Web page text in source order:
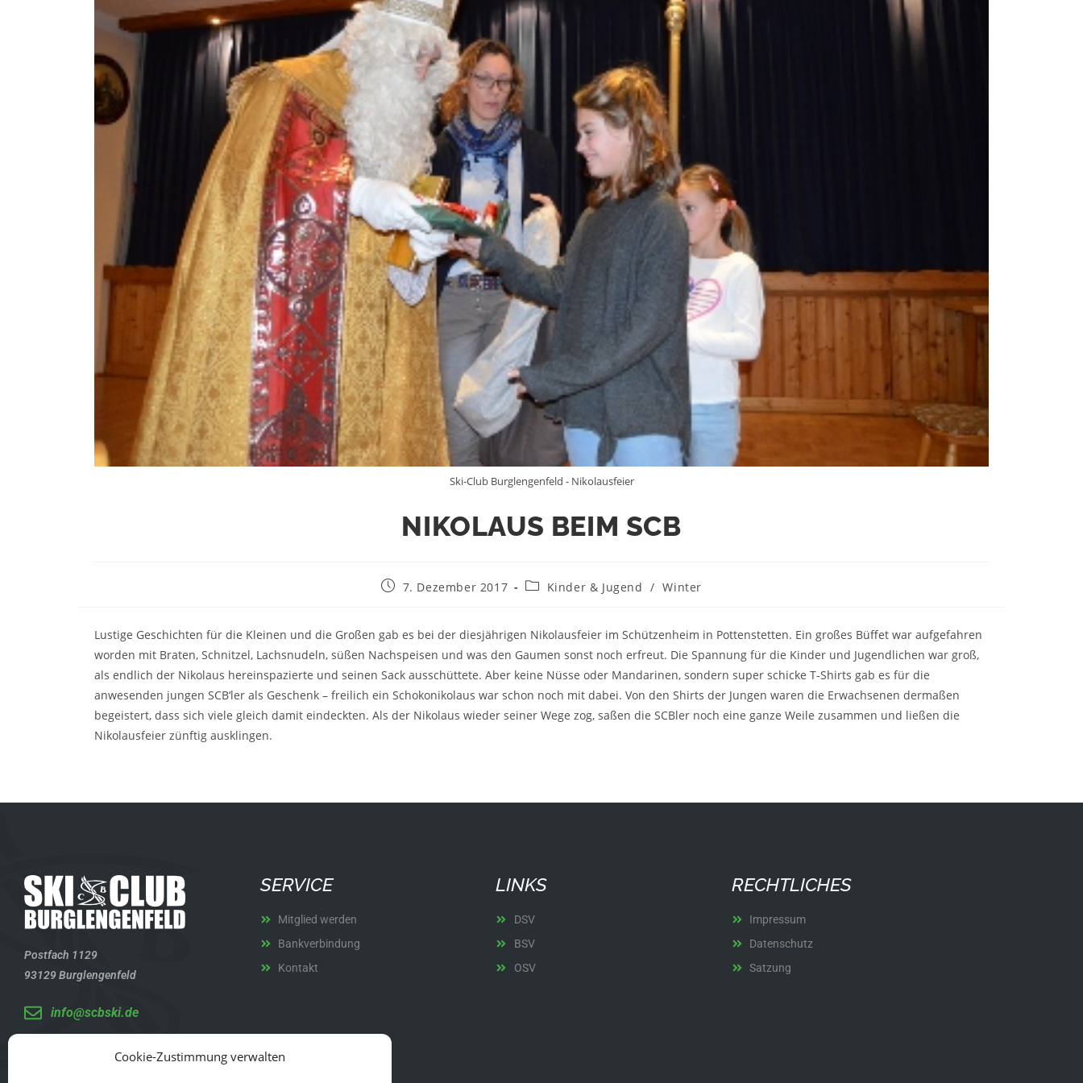
Cookie-Zustimmung verwalten
Ski-Club Burglengenfeld - Nikolausfeier
NIKOLAUS BEIM SCB
7. Dezember 2017 Kinder & Jugend / Winter
Lustige Geschichten für die Kleinen und die Großen gab es bei der diesjährigen Nikolausfeier im Schützenheim in Pottenstetten. Ein großes Büffet war aufgefahren
worden mit Braten, Schnitzel, Lachsnudeln, süßen Nachspeisen und was den Gaumen sonst noch erfreut. Die Spannung für die Kinder und Jugendlichen war groß,
als endlich der Nikolaus hereinspazierte und seinen Sack ausschüttete. Aber keine Nüsse oder Mandarinen, sondern super schicke T-Shirts gab es für die
anwesenden jungen SCB‘ler als Geschenk – freilich ein Schokonikolaus war schon noch mit dabei. Von den Shirts der Jungen waren die Erwachsenen dermaßen
begeistert, dass sich viele gleich damit eindeckten. Als der Nikolaus wieder seiner Wege zog, saßen die SCBler noch eine ganze Weile zusammen und ließen die
Nikolausfeier zünftig ausklingen.
Postfach 1129
93129 Burglengenfeld
info@scbski.de
SERVICE
Mitglied werden
Bankverbindung
Kontakt
LINKS
DSV
BSV
OSV
RECHTLICHES
Impressum
Datenschutz
Satzung